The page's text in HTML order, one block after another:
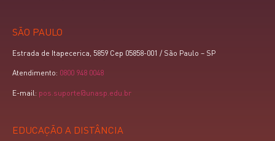
SÃO PAULO
Estrada de Itapecerica, 5859 Cep 05858-001 / São Paulo – SP
Atendimento: 0800 948 0048
E-mail: pos.suporte@unasp.edu.br
EDUCAÇÃO A DISTÂNCIA